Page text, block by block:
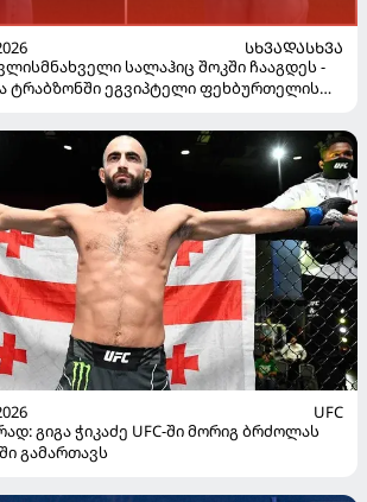
ᲡᲮᲕᲐᲓᲐᲡᲮᲕᲐ
სალაჰიც შოკში ჩააგდეს -
ტრაბზონში ეგვიპტელი ფეხბურთელის
UFC
გიგა ჭიკაძე UFC-ში მორიგ ბრძოლას
გამართავს